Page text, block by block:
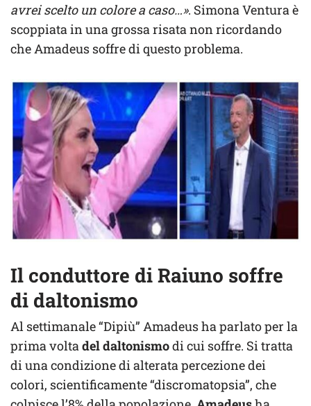
avrei scelto un colore a caso…». Simona Ventura è
scoppiata in una grossa risata non ricordando
che Amadeus soffre di questo problema.
Il conduttore di Raiuno soffre
di daltonismo
Al settimanale “Dipiù” Amadeus ha parlato per la
prima voltadel daltonismodi cui soffre. Si tratta
di una condizione di alterata percezione dei
colori, scientificamente “discromatopsia”, che